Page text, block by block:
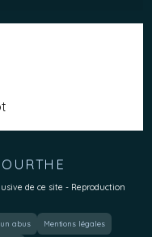
de ce site - Reproduction
abus Mentions légales